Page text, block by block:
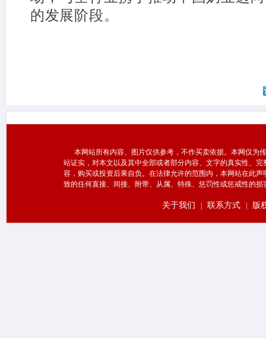
的发展阶段。
本网站所有内容、图片仅供参考，不作买卖依据。本网仅为
站证实，对本文以及其中全部或者部分内容、文字的真实性、
容，购买或投资后果自负。在法律允许的范围内，本网站在此
致的任何直接、间接、附带、从属、特殊、惩罚性或惩戒性的损
关于我们 联系方式 版